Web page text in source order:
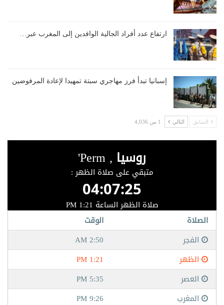
ارتفاع عدد أفراد الجالية الوافدين إلى المغرب عبر…
إسبانيا تبدأ فرز مهاجري سبتة تمهيدا لإعادة المرفوضين
السابق التالي 1 من 4,036